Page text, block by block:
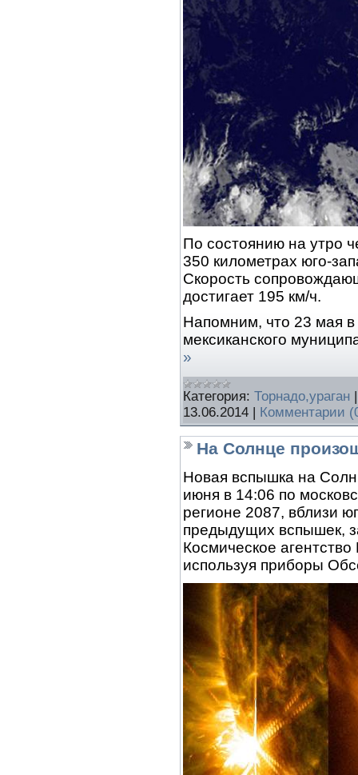
По состоянию на утро
350 километрах юго-
Скорость
достигает 195 км/ч.
Напомним, что 23 мая в
мексиканского
»
Категория: Торнадо,ураган
13.06.2014 | Комментарии
На Солнце
Новая вспышка на
июня в 14:06 по
регионе 2087, вблизи
предыдущих вспышек,
Космическое
используя приборы